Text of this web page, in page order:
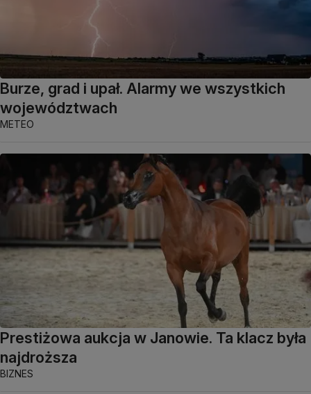
Burze, grad i upał. Alarmy we wszystkich
województwach
METEO
Prestiżowa aukcja w Janowie. Ta klacz była
najdroższa
BIZNES